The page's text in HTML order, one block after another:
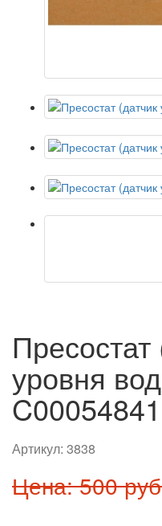
Пресостат
уровня
C00054841
Артикул: 3838
Цена: 500